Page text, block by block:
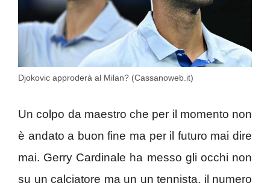
Djokovic approderà al Milan? (Cassanoweb.it)
Un colpo da maestro che per il momento non
è andato a buon fine ma per il futuro mai dire
mai. Gerry Cardinale ha messo gli occhi non
su un calciatore ma un un tennista, il numero